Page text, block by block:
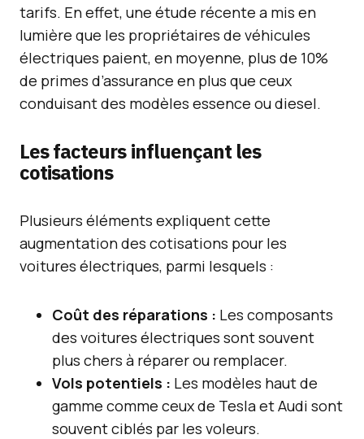
tarifs. En effet, une étude récente a mis en
lumière que les propriétaires de véhicules
électriques paient, en moyenne, plus de 10%
de primes d’assurance en plus que ceux
conduisant des modèles essence ou diesel.
Les facteurs influençant les
cotisations
Plusieurs éléments expliquent cette
augmentation des cotisations pour les
voitures électriques, parmi lesquels :
Coût des réparations : Les composants
des voitures électriques sont souvent
plus chers à réparer ou remplacer.
Vols potentiels : Les modèles haut de
gamme comme ceux de Tesla et Audi sont
souvent ciblés par les voleurs.